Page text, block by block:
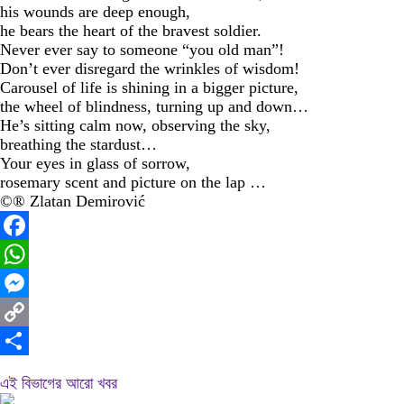
his wounds are deep enough,
he bears the heart of the bravest soldier.
Never ever say to someone “you old man”!
Don’t ever disregard the wrinkles of wisdom!
Carousel of life is shining in a bigger picture,
the wheel of blindness, turning up and down…
He’s sitting calm now, observing the sky,
breathing the stardust…
Your eyes in glass of sorrow,
rosemary scent and picture on the lap …
©® Zlatan Demirović
Facebook
WhatsApp
Messenger
Copy
এই বিভাগের আরো খবর